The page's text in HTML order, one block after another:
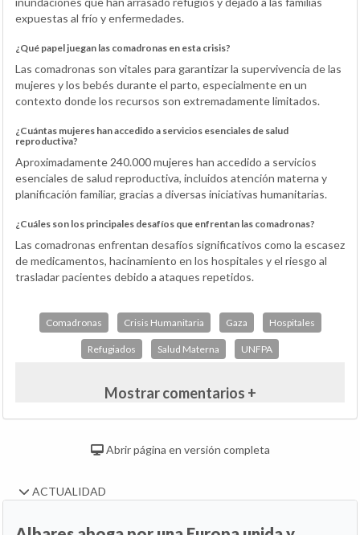
expuestas al frío y enfermedades.
¿Qué papel juegan las comadronas en esta crisis?
Las comadronas son vitales para garantizar la supervivencia de las
mujeres y los bebés durante el parto, especialmente en un
contexto donde los recursos son extremadamente limitados.
¿Cuántas mujeres han accedido a servicios esenciales de salud
reproductiva?
Aproximadamente 240.000 mujeres han accedido a servicios
esenciales de salud reproductiva, incluidos atención materna y
planificación familiar, gracias a diversas iniciativas humanitarias.
¿Cuáles son los principales desafíos que enfrentan las comadronas?
Las comadronas enfrentan desafíos significativos como la escasez
de medicamentos, hacinamiento en los hospitales y el riesgo al
trasladar pacientes debido a ataques repetidos.
Comadronas Crisis Humanitaria Gaza Hospitales
Refugiados Salud Materna UNFPA
Mostrar comentarios +
Abrir página en versión completa
ACTUALIDAD